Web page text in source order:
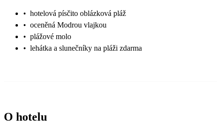
• hotelová písčito oblázková pláž
• oceněná Modrou vlajkou
• plážové molo
• lehátka a slunečníky na pláži zdarma
O hotelu